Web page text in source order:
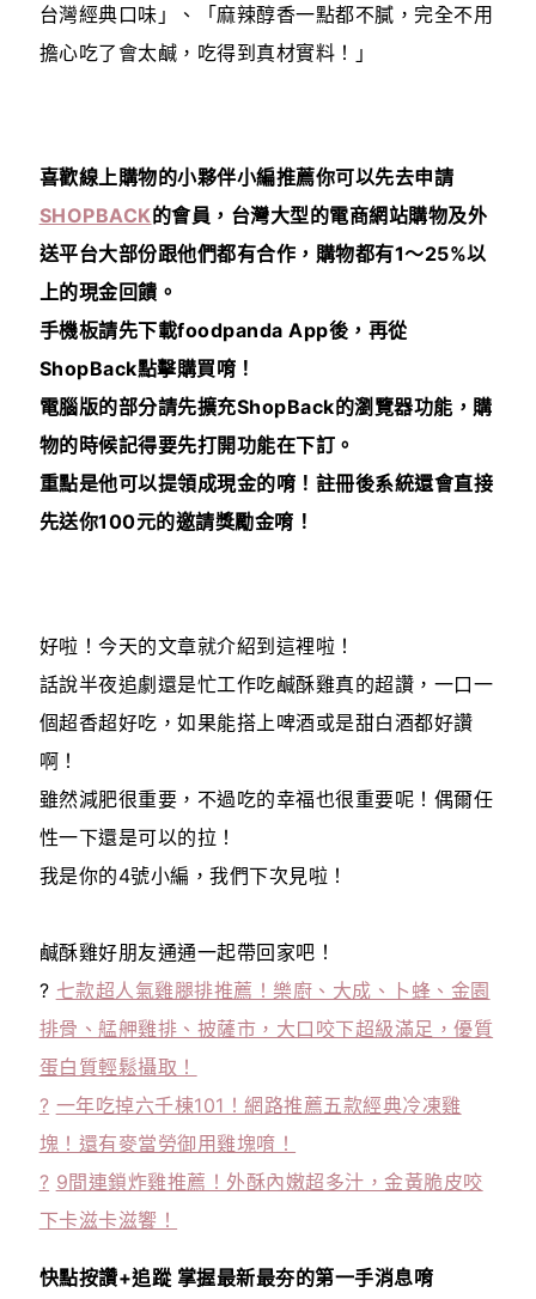
台灣經典口味」、「麻辣醇香一點都不膩，完全不用
擔心吃了會太鹹，吃得到真材實料！」
喜歡線上購物的小夥伴小編推薦你可以先去申請
SHOPBACK的會員，台灣大型的電商網站購物及外
送平台大部份跟他們都有合作，購物都有1～25%以
上的現金回饋 。
手機板請先下載foodpanda App後，再從
ShopBack點擊購買唷！
電腦版的部分請先擴充ShopBack的瀏覽器功能，購
物的時候記得要先打開功能在下訂。
重點是他可以提領成現金的唷！註冊後系統還會直接
先送你100元的邀請獎勵金唷！
好啦！今天的文章就介紹到這裡啦！
話說半夜追劇還是忙工作吃鹹酥雞真的超讚，一口一
個超香超好吃，如果能搭上啤酒或是甜白酒都好讚
啊！
雖然減肥很重要，不過吃的幸福也很重要呢！偶爾任
性一下還是可以的拉！
我是你的4號小編，我們下次見啦！
鹹酥雞好朋友通通一起帶回家吧！
? 七款超人氣雞腿排推薦！樂廚、大成、卜蜂、金園
排骨、艋舺雞排、披薩市，大口咬下超級滿足，優質
蛋白質輕鬆攝取！
? 一年吃掉六千棟101！網路推薦五款經典冷凍雞
塊！還有麥當勞御用雞塊唷！
? 9間連鎖炸雞推薦！外酥內嫩超多汁，金黃脆皮咬
下卡滋卡滋饗！
快點按讚+追蹤 掌握最新最夯的第一手消息唷